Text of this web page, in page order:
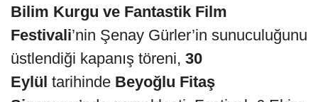
Bilim Kurgu ve Fantastik Film
Festivali’nin Şenay Gürler’in sunuculuğunu
üstlendiği kapanış töreni, 30
Eylül tarihinde Beyoğlu Fitaş